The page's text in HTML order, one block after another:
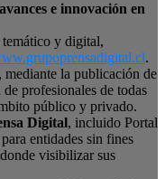
e innovación en
y digital,
.
mediante la publicación de
profesionales de todas
público y privado.
Digital, incluido Portal
entidades sin fines
visibilizar sus